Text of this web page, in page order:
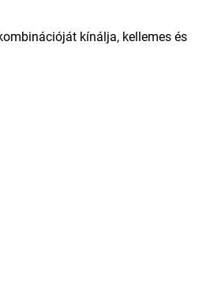
kínálja, kellemes és